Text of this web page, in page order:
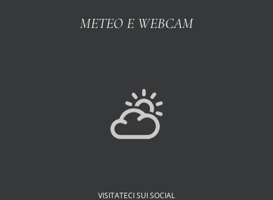
METEO E WEBCAM
VISITATECI SUI SOCIAL